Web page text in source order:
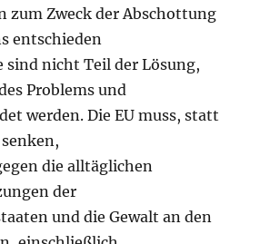
zum Zweck der Abschottung
entschieden
sind nicht Teil der Lösung,
Problems und
werden. Die EU muss, statt
die alltäglichen
der
und die Gewalt an den